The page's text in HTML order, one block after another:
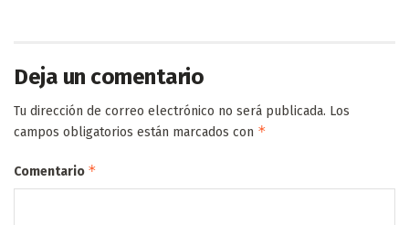
Deja un comentario
Tu dirección de correo electrónico no será publicada. Los
campos obligatorios están marcados con *
Comentario *